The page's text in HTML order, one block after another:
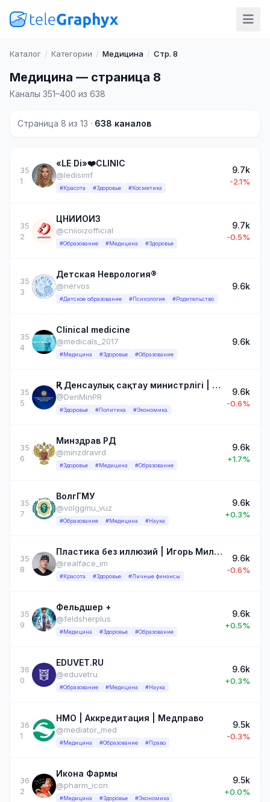
Каталог / Категории / Медицина / Стр. 8
Медицина — страница 8
Каналы 351–400 из 638
Страница 8 из 13 · 638 каналов
35
1
«LE Di»❤️CLINIC
@ledisimf
#Красота #Здоровье #Косметика
9.7k
-2.1%
35
2
ЦНИИОИЗ
@cniioizofficial
#Образование #Медицина #Здоровье
9.7k
-0.5%
35
3
Детская Неврология®
@nervos
#Детское образование #Психология #Родительство
9.6k
35
4
Clinical medicine
@medicals_2017
#Медицина #Здоровье #Образование
9.6k
35
5
ҚР Денсаулық сақтау министрлігі | Министерство здравоохранения РК ⚜️
@DenMinPR
#Здоровье #Политика #Экономика
9.6k
-0.6%
35
6
Минздрав РД
@minzdravrd
#Здоровье #Медицина #Образование
9.6k
+1.7%
35
7
ВолгГМУ
@volggmu_vuz
#Образование #Медицина #Наука
9.6k
+0.3%
35
8
Пластика без иллюзий | Игорь Милькевич
@realface_im
#Красота #Здоровье #Личные финансы
9.6k
-0.6%
35
9
Фельдшер +
@feldsherplus
#Медицина #Здоровье #Образование
9.6k
+0.5%
36
0
EDUVET.RU
@eduvetru
#Образование #Медицина #Наука
9.6k
+0.3%
36
1
НМО | Аккредитация | Медправо
@mediator_med
#Медицина #Образование #Право
9.5k
-0.3%
36
2
Икона Фармы
@pharm_icon
#Медицина #Здоровье #Экономика
9.5k
+0.0%